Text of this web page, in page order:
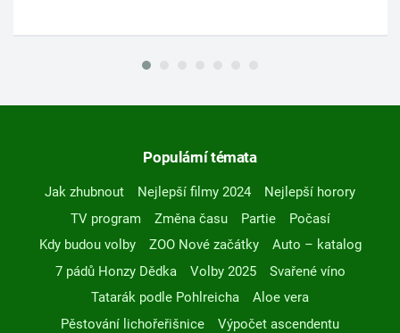
Populární témata
Jak zhubnout Nejlepší filmy 2024
Nejlepší horory
TV program
Změna času Partie
Počasí
Kdy budou volby
ZOO Nové začátky
Auto – katalog
7 pádů Honzy Dědka
Volby 2025
Svařené víno
Tatarák podle Pohlreicha
Aloe vera
Pěstování lichořeřišnice
Výpočet ascendentu